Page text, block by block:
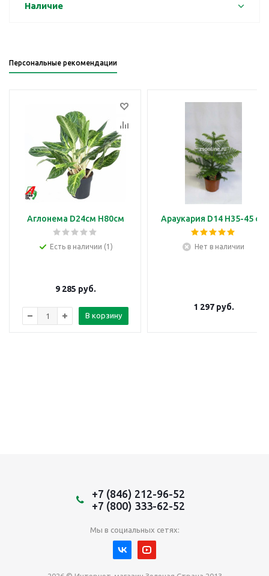
Наличие
Персональные рекомендации
Аглонема D24см H80см
Есть в наличии (1)
9 285 руб.
В корзину
Араукария D14 H35-45 см
Нет в наличии
1 297руб.
+7 (846) 212-96-52
+7 (800) 333-62-52
Мы в социальных сетях: